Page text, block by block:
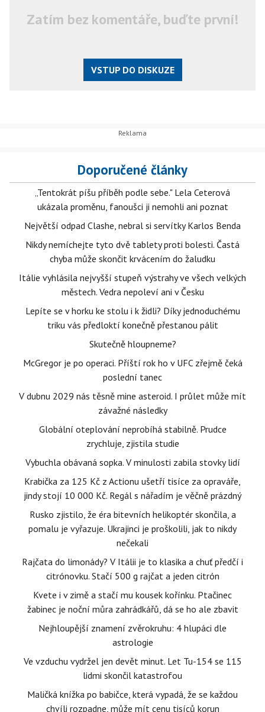
Zatím bez komentáře, buďte první!
VSTUP DO DISKUZE
Doporučené články
„Tentokrát píšu příběh podle sebe." Lela Ceterová
ukázala proměnu, fanoušci ji nemohli ani poznat
Největší odpad Clashe, nebral si servítky Karlos Benda
Nikdy nemíchejte tyto dvě tablety proti bolesti. Častá
chyba může skončit krvácením do žaludku
Itálie vyhlásila nejvyšší stupeň výstrahy ve všech velkých
městech. Vedra nepoleví ani v Česku
Lepíte se v horku ke stolu i k židli? Díky jednoduchému
triku vás předloktí konečně přestanou pálit
Skutečně hloupneme?
McGregor je po operaci. Příští rok ho v UFC zřejmě čeká
poslední tanec
V dubnu 2029 nás těsně mine asteroid. I průlet může mít
závažné následky
Globální oteplování neprobíhá stabilně. Prudce
zrychluje, zjistila studie
Vybuchla obávaná sopka. V minulosti zabila stovky lidí
Krabička za 125 Kč z Actionu ušetří tisíce za opraváře,
jindy stojí 10 000 Kč. Regál s nářadím je věčně prázdný
Rusko zjistilo, že éra bitevních helikoptér skončila, a
pomalu je vyřazuje. Ukrajinci je proškolili, jak to nikdy
nečekali
Rajčata do limonády? V Itálii je to klasika a chuť předčí i
citrónovku. Stačí 500 g rajčat a jeden citrón
Kvete i v zimě a stačí mu kousek kořínku. Ptačinec
žabinec je noční můra zahrádkářů, dá se ho ale zbavit
Nejhloupější znamení zvěrokruhu: 4 hlupáci dle
astrologie
Ve vzduchu vydržel jen devět minut. Let Tu-154 se 115
lidmi skončil katastrofou
Maličká knížka po babičce, která vypadá, že se každou
chvíli rozpadne, může mít cenu tisíců korun